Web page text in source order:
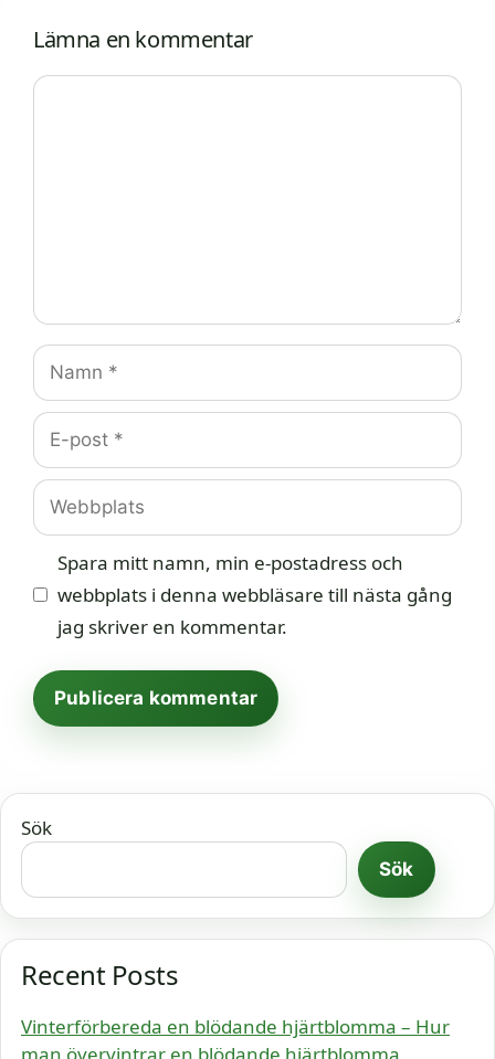
Lämna en kommentar
Kommentar
Namn
E-
post
Webbplats
Spara mitt namn, min e-postadress och
webbplats i denna webbläsare till nästa gång
jag skriver en kommentar.
Sök
Sök
Recent Posts
Vinterförbereda en blödande hjärtblomma – Hur